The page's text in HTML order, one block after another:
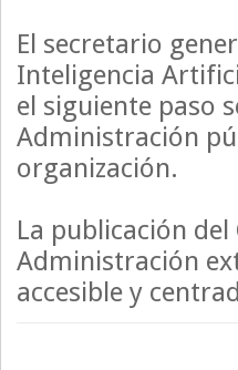
El secretario
Inteligencia
el siguiente paso
Administración
organización.
La publicación del
Administración
accesible y